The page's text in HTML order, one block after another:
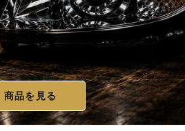
商品を見る